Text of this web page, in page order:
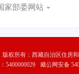
家部委网站
版权所有：西藏自治区住房
5400000029 藏公网安备